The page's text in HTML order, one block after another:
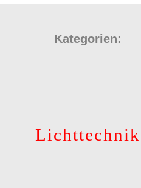
Kategorien:
Lichttechnik